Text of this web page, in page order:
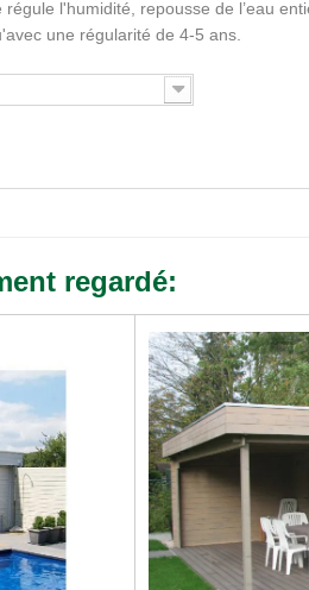
régule l'humidité, repousse de l’eau
une régularité de 4-5 ans.
regardé: